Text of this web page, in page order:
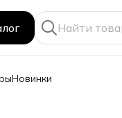
Новинки